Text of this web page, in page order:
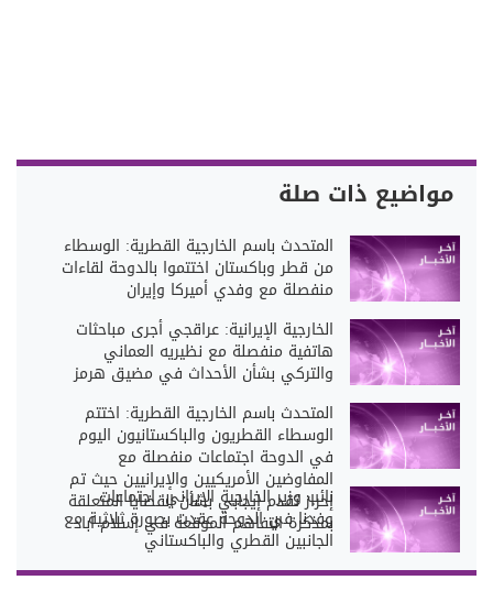
مواضيع ذات صلة
المتحدث باسم الخارجية القطرية: الوسطاء
من قطر وباكستان اختتموا بالدوحة لقاءات
منفصلة مع وفدي أميركا وإيران
الخارجية الإيرانية: عراقجي أجرى مباحثات
هاتفية منفصلة مع نظيريه العماني
والتركي بشأن الأحداث في مضيق هرمز
المتحدث باسم الخارجية القطرية: اختتم
الوسطاء القطريون والباكستانيون اليوم
في الدوحة اجتماعات منفصلة مع
المفاوضين الأمريكيين والإيرانيين حيث تم
إحراز تقدم إيجابي بشأن القضايا المتعلقة
بمذكرة التفاهم الموقعة في إسلام اباد
نائب وزير الخارجية الإيراني: اجتماعات
وفدنا في الدوحة عقدت بصورة ثلاثية مع
الجانبين القطري والباكستاني